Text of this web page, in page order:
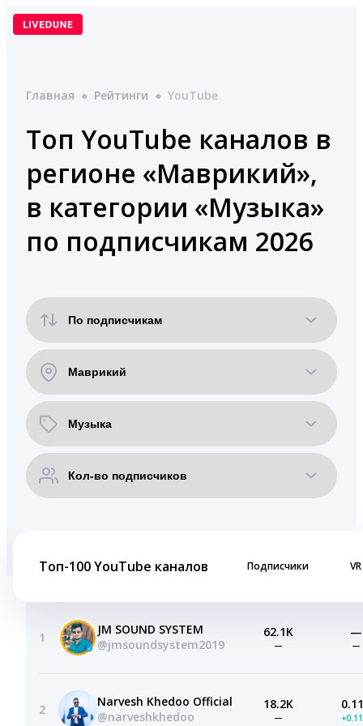
Перейти
Главная ● Рейтинги ● YouTube
Топ YouTube каналов в
регионе «Маврикий»,
в категории «Музыка»
по подписчикам 2026
Топ-100 YouTube каналов Подписчики VR
1
JM SOUND SYSTEM
@jmsoundsystem2019
62.1K
—
—
—
2
Narvesh Khedoo Official
@narveshkhedoo
18.2K
—